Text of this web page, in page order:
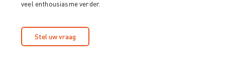
veel enthousiasme verder.
Stel uw vraag